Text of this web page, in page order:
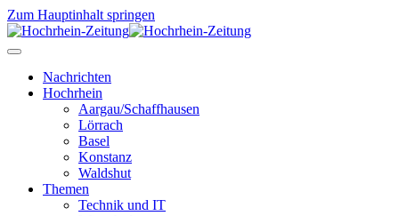
Zum Hauptinhalt springen
Nachrichten
Hochrhein
Aargau/Schaffhausen
Lörrach
Basel
Konstanz
Waldshut
Themen
Technik und IT